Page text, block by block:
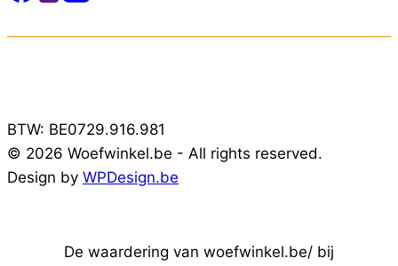
BTW: BE0729.916.981
© 2026 Woefwinkel.be - All rights reserved.
Design by WPDesign.be
De waardering van woefwinkel.be/ bij